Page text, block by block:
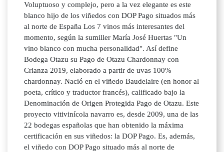
Voluptuoso y complejo, pero a la vez elegante es este
blanco hijo de los viñedos con DOP Pago situados más
al norte de España Los 7 vinos más interesantes del
momento, según la sumiller María José Huertas "Un
vino blanco con mucha personalidad". Así define
Bodega Otazu su Pago de Otazu Chardonnay con
Crianza 2019, elaborado a partir de uvas 100%
chardonnay. Nació en el viñedo Baudelaire (en honor al
poeta, crítico y traductor francés), calificado bajo la
Denominación de Origen Protegida Pago de Otazu. Este
proyecto vitivinícola navarro es, desde 2009, una de las
22 bodegas españolas que han obtenido la máxima
certificación en sus viñedos: la DOP Pago. Es, además,
el viñedo con DOP Pago situado más al norte de